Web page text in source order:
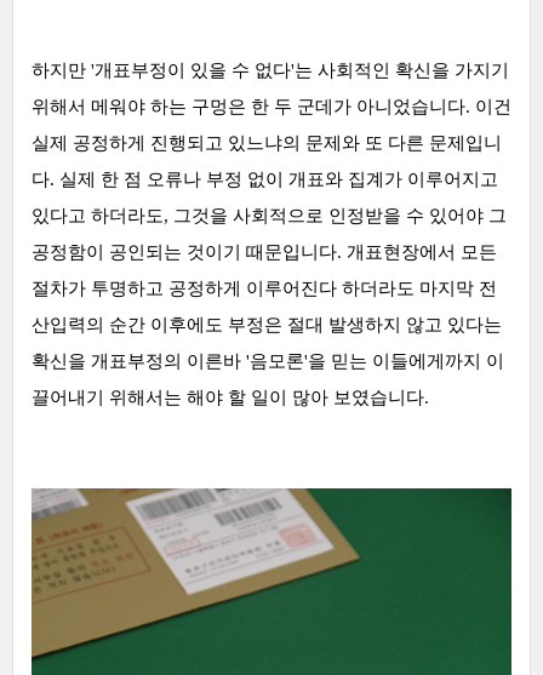
하지만 '개표부정이 있을 수 없다'는 사회적인 확신을 가지기
위해서 메워야 하는 구멍은 한 두 군데가 아니었습니다. 이건
실제 공정하게 진행되고 있느냐의 문제와 또 다른 문제입니
다. 실제 한 점 오류나 부정 없이 개표와 집계가 이루어지고
있다고 하더라도, 그것을 사회적으로 인정받을 수 있어야 그
공정함이 공인되는 것이기 때문입니다. 개표현장에서 모든
절차가 투명하고 공정하게 이루어진다 하더라도 마지막 전
산입력의 순간 이후에도 부정은 절대 발생하지 않고 있다는
확신을 개표부정의 이른바 '음모론'을 믿는 이들에게까지 이
끌어내기 위해서는 해야 할 일이 많아 보였습니다.